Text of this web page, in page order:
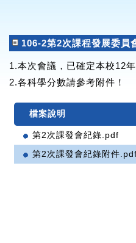
106-2第2次課程發展委員
1.本次會議，已確定本校12
2.各科學分數請參考附件！
檔案說明
第2次課發會紀錄.pdf
第2次課發會紀錄附件